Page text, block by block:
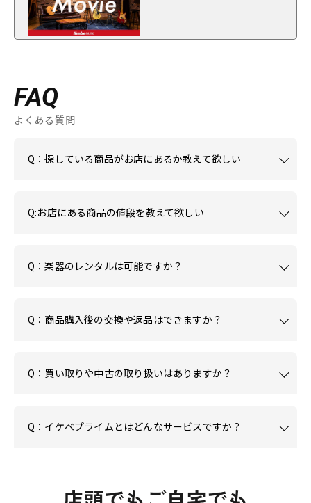
FAQ
よくある質問
Q：探している商品がお店にあるか教えて欲しい
Q:お店にある商品の値段を教えて欲しい
Q：楽器のレンタルは可能ですか？
Q：商品購入後の交換や返品はできますか？
Q：買い取りや中古の取り扱いはありますか？
Q：イケベプライムとはどんなサービスですか？